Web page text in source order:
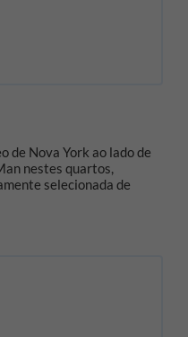
de Nova York ao lado de
nestes quartos,
selecionada de